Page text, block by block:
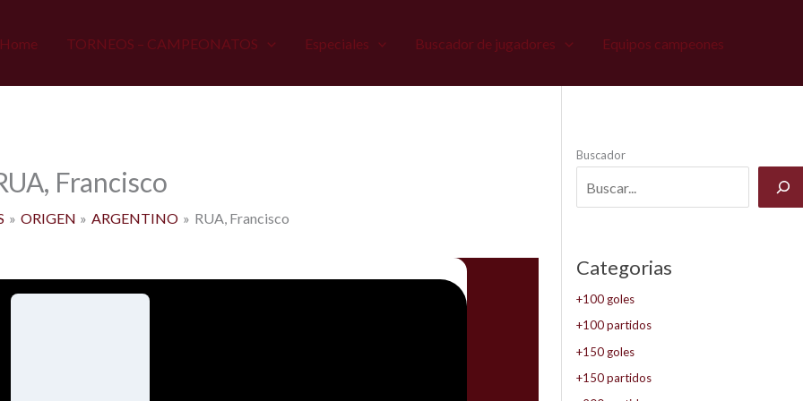
Home TORNEOS – CAMPEONATOS Especiales Buscador de jugadores Equipos campeones
Francisco
ORIGEN ARGENTINO RUA, Francisco
Buscador
Categorias
+100 goles
+100 partidos
+150 goles
+150 partidos